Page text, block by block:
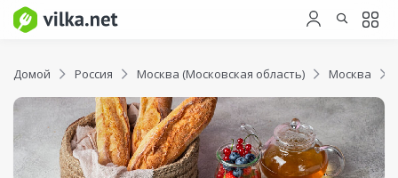
Домой Россия Москва (Московская область) Москва